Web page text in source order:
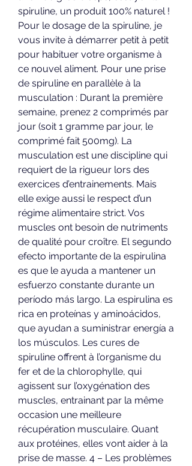
spiruline, un produit 100% naturel !
Pour le dosage de la spiruline, je
vous invite à démarrer petit à petit
pour habituer votre organisme à
ce nouvel aliment. Pour une prise
de spiruline en parallèle à la
musculation : Durant la première
semaine, prenez 2 comprimés par
jour (soit 1 gramme par jour, le
comprimé fait 500mg). La
musculation est une discipline qui
requiert de la rigueur lors des
exercices d’entrainements. Mais
elle exige aussi le respect d’un
régime alimentaire strict. Vos
muscles ont besoin de nutriments
de qualité pour croître. El segundo
efecto importante de la espirulina
es que le ayuda a mantener un
esfuerzo constante durante un
período más largo. La espirulina es
rica en proteínas y aminoácidos,
que ayudan a suministrar energía a
los músculos. Les cures de
spiruline offrent à l’organisme du
fer et de la chlorophylle, qui
agissent sur l’oxygénation des
muscles, entrainant par la même
occasion une meilleure
récupération musculaire. Quant
aux protéines, elles vont aider à la
prise de masse. 4 – Les problèmes